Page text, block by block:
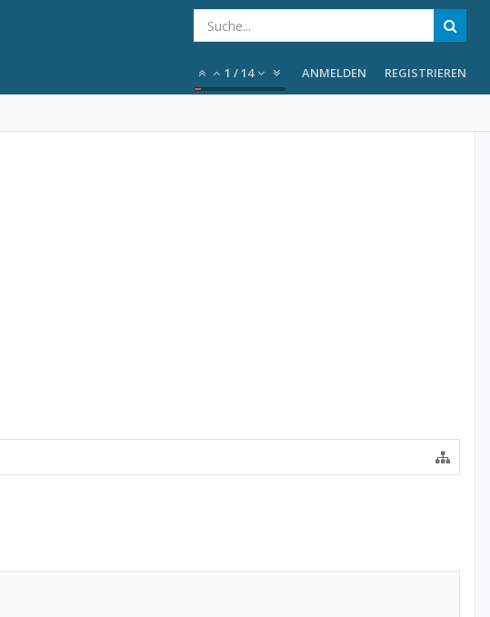
1 /14 ANMELDEN REGISTRIEREN